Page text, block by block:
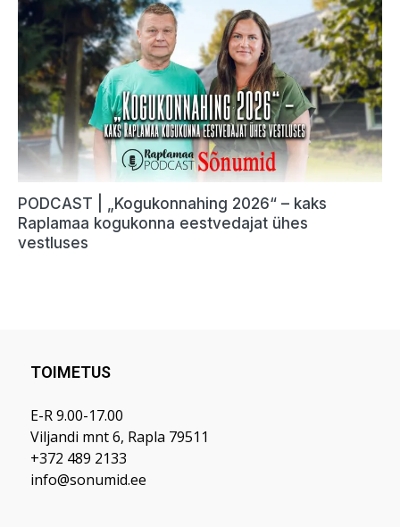
TOIMETUS
E-R 9.00-17.00
Viljandi mnt 6, Rapla 79511
+372 489 2133
info@sonumid.ee